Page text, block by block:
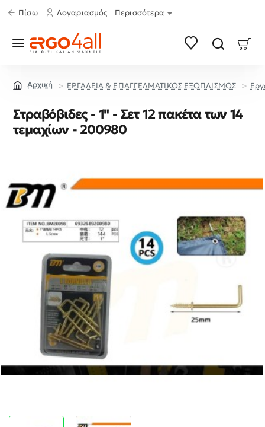
Πίσω Λογαριασμός Περισσότερα
ΕΡΓΑΛΕΙΑ & ΕΠΑΓΓΕΛΜΑΤΙΚΟΣ ΕΞΟΠΛΙΣΜΟΣ
Στραβόβιδες - 1" - Σετ 12 πακέτα των 14
τεμαχίων - 200980